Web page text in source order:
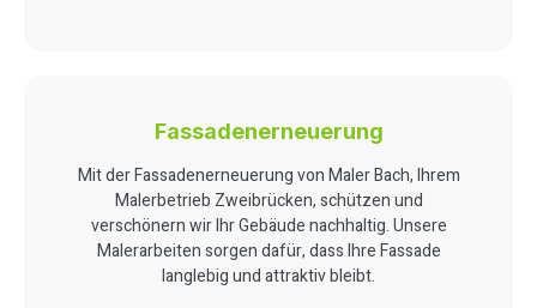
Fassadenerneuerung
Mit der Fassadenerneuerung von Maler Bach, Ihrem
Malerbetrieb Zweibrücken, schützen und
verschönern wir Ihr Gebäude nachhaltig. Unsere
Malerarbeiten sorgen dafür, dass Ihre Fassade
langlebig und attraktiv bleibt.